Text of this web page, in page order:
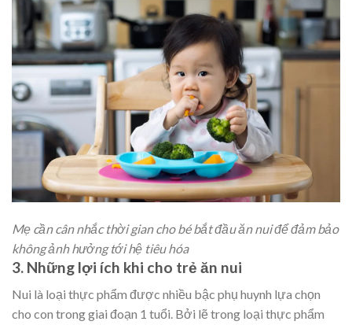
Mẹ cần cân nhắc thời gian cho bé bắt đầu ăn nui để đảm bảo
không ảnh hưởng tới hệ tiêu hóa
3. Những lợi ích khi cho trẻ ăn nui
Nui là loại thực phẩm được nhiều bậc phụ huynh lựa chọn
cho con trong giai đoạn 1 tuổi. Bởi lẽ trong loại thực phẩm